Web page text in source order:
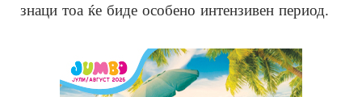
знаци тоа ќе биде особено интензивен период.